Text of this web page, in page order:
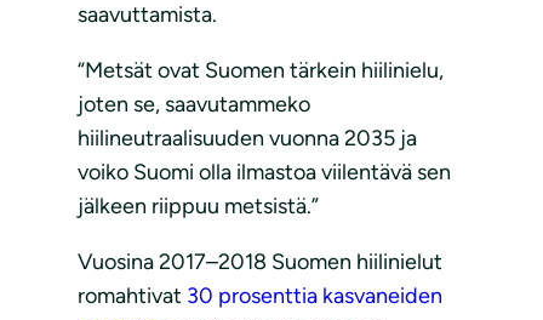
saavuttamista.
“Metsät ovat Suomen tärkein hiilinielu,
joten se, saavutammeko
hiilineutraalisuuden vuonna 2035 ja
voiko Suomi olla ilmastoa viilentävä sen
jälkeen riippuu metsistä.”
Vuosina 2017–2018 Suomen hiilinielut
romahtivat 30 prosenttia kasvaneiden